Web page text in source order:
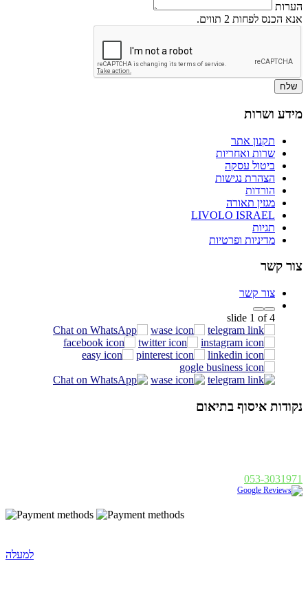
הערות
אנא הכנס לפחות 2 תווים.
שלח
מידע ושרות
תקנון אתר
שרות ואחריות
ביטול עסקה
הצהרת נגישות
הורדות
מגזין תאורה
LIVOLO ISRAEL
תגיות
מדיניות ופרטיות
צור קשר
צור קשר
slide 1 of 4
נקודות איסוף בתיאום
053-3031971
למעלה